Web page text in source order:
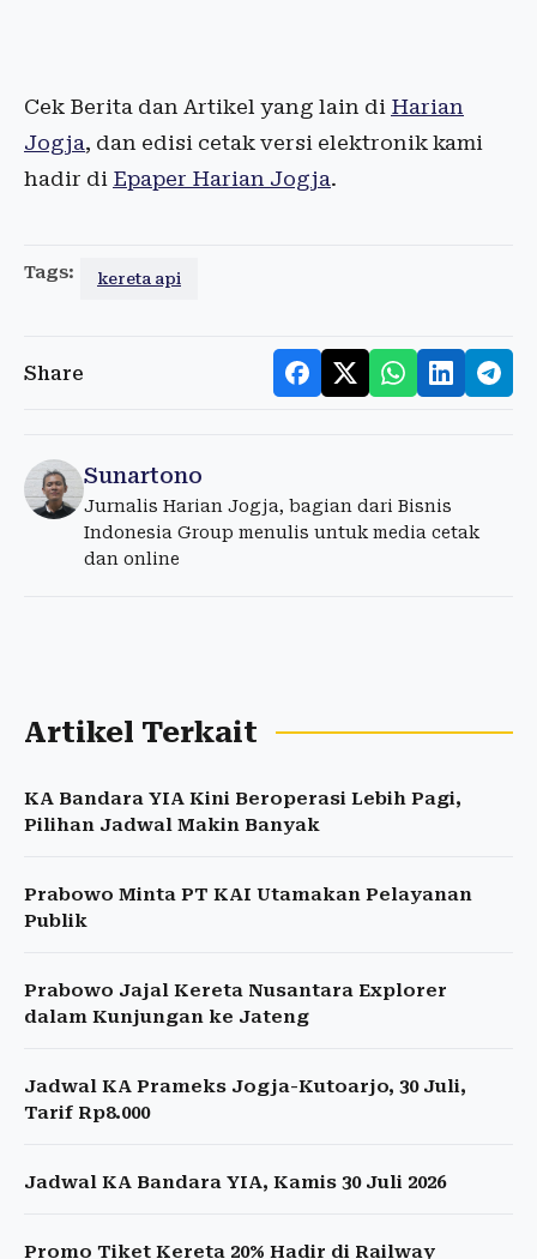
Cek Berita dan Artikel yang lain di Harian
Jogja, dan edisi cetak versi elektronik kami
hadir di Epaper Harian Jogja.
Tags: kereta api
Share
Sunartono
Jurnalis Harian Jogja, bagian dari Bisnis
Indonesia Group menulis untuk media cetak
dan online
Artikel Terkait
KA Bandara YIA Kini Beroperasi Lebih Pagi,
Pilihan Jadwal Makin Banyak
Prabowo Minta PT KAI Utamakan Pelayanan
Publik
Prabowo Jajal Kereta Nusantara Explorer
dalam Kunjungan ke Jateng
Jadwal KA Prameks Jogja-Kutoarjo, 30 Juli,
Tarif Rp8.000
Jadwal KA Bandara YIA, Kamis 30 Juli 2026
Promo Tiket Kereta 20% Hadir di Railway